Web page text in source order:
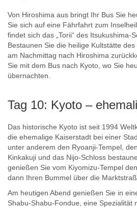
Von Hiroshima aus bringt Ihr Bus Sie
Sie sich auf eine Fährfahrt zum
findet sich das „Torii“ des Itsukushima-
Bestaunen Sie die heilige Kultstätte
am Nachmittag nach Hiroshima
Sie mit dem Bus nach Kyoto, wo Sie
übernachten.
Tag 10: Kyoto –
Das historische Kyoto ist seit 1994
die ehemalige Kaiserstadt bei einer
unter anderem den Ryoanji-Tempel,
Kinkakuji und das Nijo-Schloss
genießen Sie vom Kiyomizu-Tempel
dann Ihren Bummel über die
Am heutigen Abend genießen Sie in
Shabu-Shabu-Fondue, eine Spezialität